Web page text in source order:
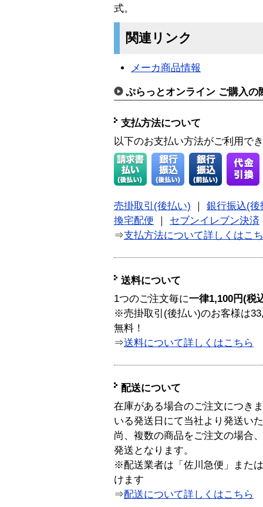
式。
関連リンク
メーカ商品情報
ぷらっとオンライン ご購入の
支払方法について
以下のお支払い方法がご利用で
売掛取引(後払い)
銀行振込(後
換宅配便
セブンイレブン決済
⇒支払方法について詳しくはこ
送料について
1つのご注文毎に一律1,100円(税
※売掛取引(後払い)のお客様は
無料！
⇒送料について詳しくはこちら
配送について
在庫がある場合のご注文につき
いる発送日にて当社より発送い
尚、複数の商品をご注文の場合
発送となります。
※配送業者は「佐川急便」また
けます
⇒配送について詳しくはこちら